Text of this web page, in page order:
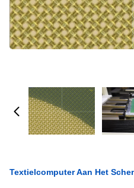
Textielcomputer Aan Het